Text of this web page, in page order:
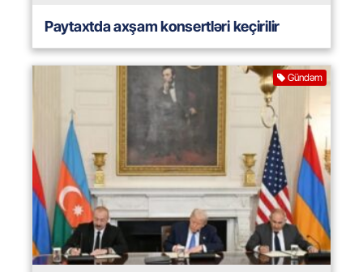
Paytaxtda axşam konsertləri keçirilir
Gündəm